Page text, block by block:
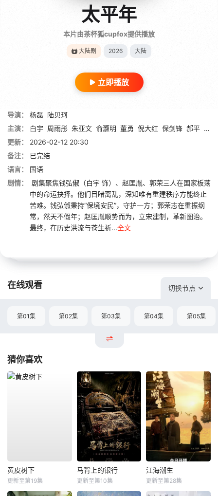
太平年
本片由茶杯狐cupfox提供播放
大陆剧 2026 大陆
立即播放
导演： 杨磊 陆贝珂
主演：
白宇 周雨彤 朱亚文 俞灏明 董勇 倪大红 保剑锋 郝平 蒋恺
更新：
2026-02-12 20:30
备注：
已完结
语言：
国语
剧情：
剧集聚焦钱弘俶（白宇 饰）、赵匡胤、郭荣三人在国家板荡
中的命运抉择。他们目睹离乱，深知唯有重建秩序方能终止
苦难。钱弘俶秉持“保境安民”，守护一方；郭荣志在重振纲
常，然天不假年；赵匡胤顺势而为，立宋建制，革新图治。
最终，在历史洪流与苍生祈...全文
在线观看 切换节点
第01集 第02集 第03集 第04集 第05集
猜你喜欢
黄皮树下
更新至第19集
马背上的银行
更新至第10集
江海潮生
更新至第28集